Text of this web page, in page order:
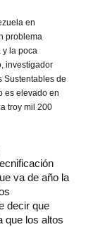
en
problema
y la poca
investigador
Sustentables de
es elevado en
troy mil 200
va de año la
decir que
que los altos